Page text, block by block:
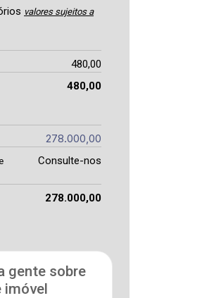
valores sujeitos a
480,00
480,00
278.000,00
Consulte-nos
278.000,00
gente sobre
imóvel